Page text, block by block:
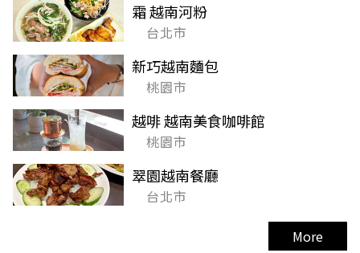
霜 越南河粉
台北市
新巧越南麵包
桃園市
越啡 越南美食咖啡館
桃園市
翠園越南餐廳
台北市
More